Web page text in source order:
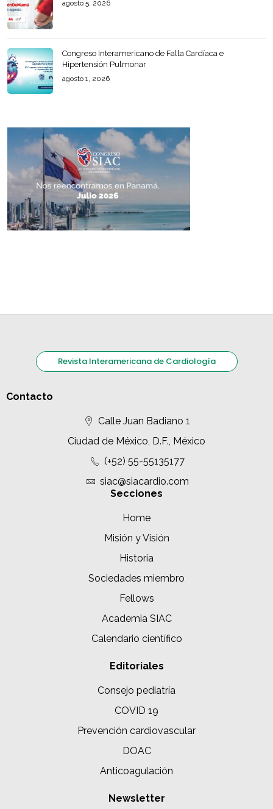
agosto 5, 2026
Congreso Interamericano de Falla Cardíaca e
Hipertensión Pulmonar
agosto 1, 2026
Revista Interamericana de Cardiología
Contacto
Calle Juan Badiano 1
Ciudad de México, D.F., México
(+52) 55-55135177
siac@siacardio.com
Secciones
Home
Misión y Visión
Historia
Sociedades miembro
Fellows
Academia SIAC
Calendario científico
Editoriales
Consejo pediatría
COVID 19
Prevención cardiovascular
DOAC
Anticoagulación
Newsletter